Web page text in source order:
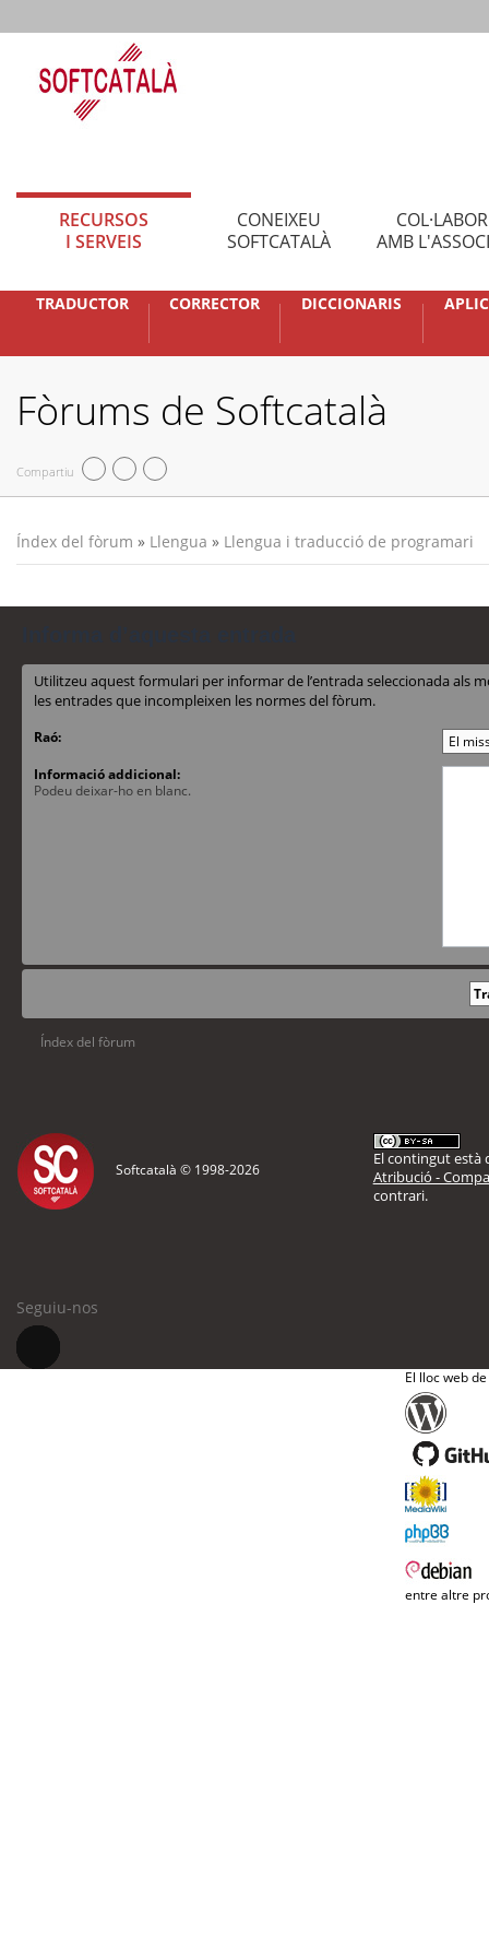
RECURSOS
I SERVEIS
CONEIXEU
SOFTCATALÀ
AMB
TRADUCTOR CORRECTOR DICCIONARIS
Fòrums de Softcatalà
Compartiu
Índex del fòrum » Llengua » Llengua i traducció de programari
Utilitzeu aquest formulari per informar de l’entrada seleccionada als
les entrades que incompleixen les normes del fòrum.
Raó:
Informació addicional:
Podeu deixar-ho en blanc.
Índex del fòrum
Softcatalà © 1998-2026
El contingut està
Atribució -
contrari.
Seguiu-nos
El lloc web
entre altre